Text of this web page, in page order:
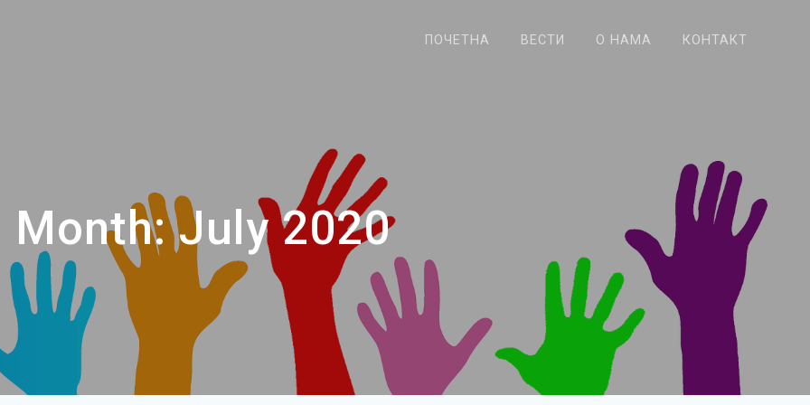
ПОЧЕТНА ВЕСТИ О НАМА КОНТАКТ
Month:July 2020